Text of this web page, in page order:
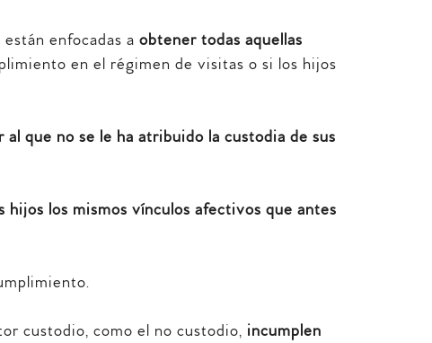
enfocadas a obtener todas aquellas
en el régimen de visitas o si los hijos
al que no se le ha atribuido la custodia de sus
hijos los mismos vínculos afectivos que antes
custodio, como el no custodio, incumplen